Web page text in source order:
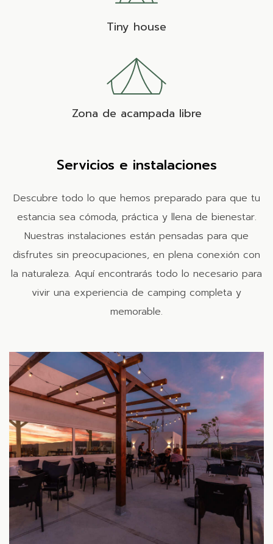
Tiny house
Zona de acampada libre
Servicios e instalaciones
Descubre todo lo que hemos preparado para que tu
estancia sea cómoda, práctica y llena de bienestar.
Nuestras instalaciones están pensadas para que
disfrutes sin preocupaciones, en plena conexión con
la naturaleza. Aquí encontrarás todo lo necesario para
vivir una experiencia de camping completa y
memorable.